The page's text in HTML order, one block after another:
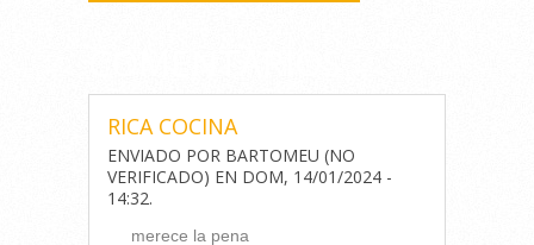
RICA COCINA
ENVIADO POR BARTOMEU (NO
VERIFICADO) EN DOM, 14/01/2024 -
14:32.
merece la pena